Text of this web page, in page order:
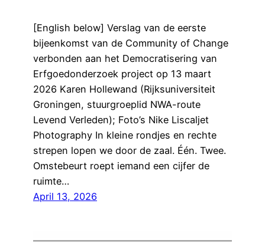
[English below] Verslag van de eerste
bijeenkomst van de Community of Change
verbonden aan het Democratisering van
Erfgoedonderzoek project op 13 maart
2026 Karen Hollewand (Rijksuniversiteit
Groningen, stuurgroeplid NWA-route
Levend Verleden); Foto’s Nike Liscaljet
Photography In kleine rondjes en rechte
strepen lopen we door de zaal. Één. Twee.
Omstebeurt roept iemand een cijfer de
ruimte…
April 13, 2026